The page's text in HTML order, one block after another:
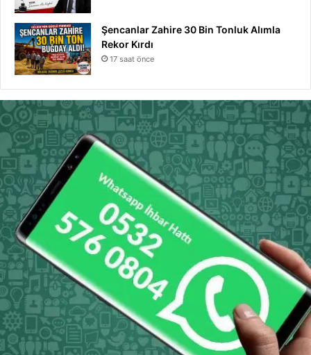
Şencanlar Zahire 30 Bin Tonluk Alımla
Rekor Kırdı
17 saat önce